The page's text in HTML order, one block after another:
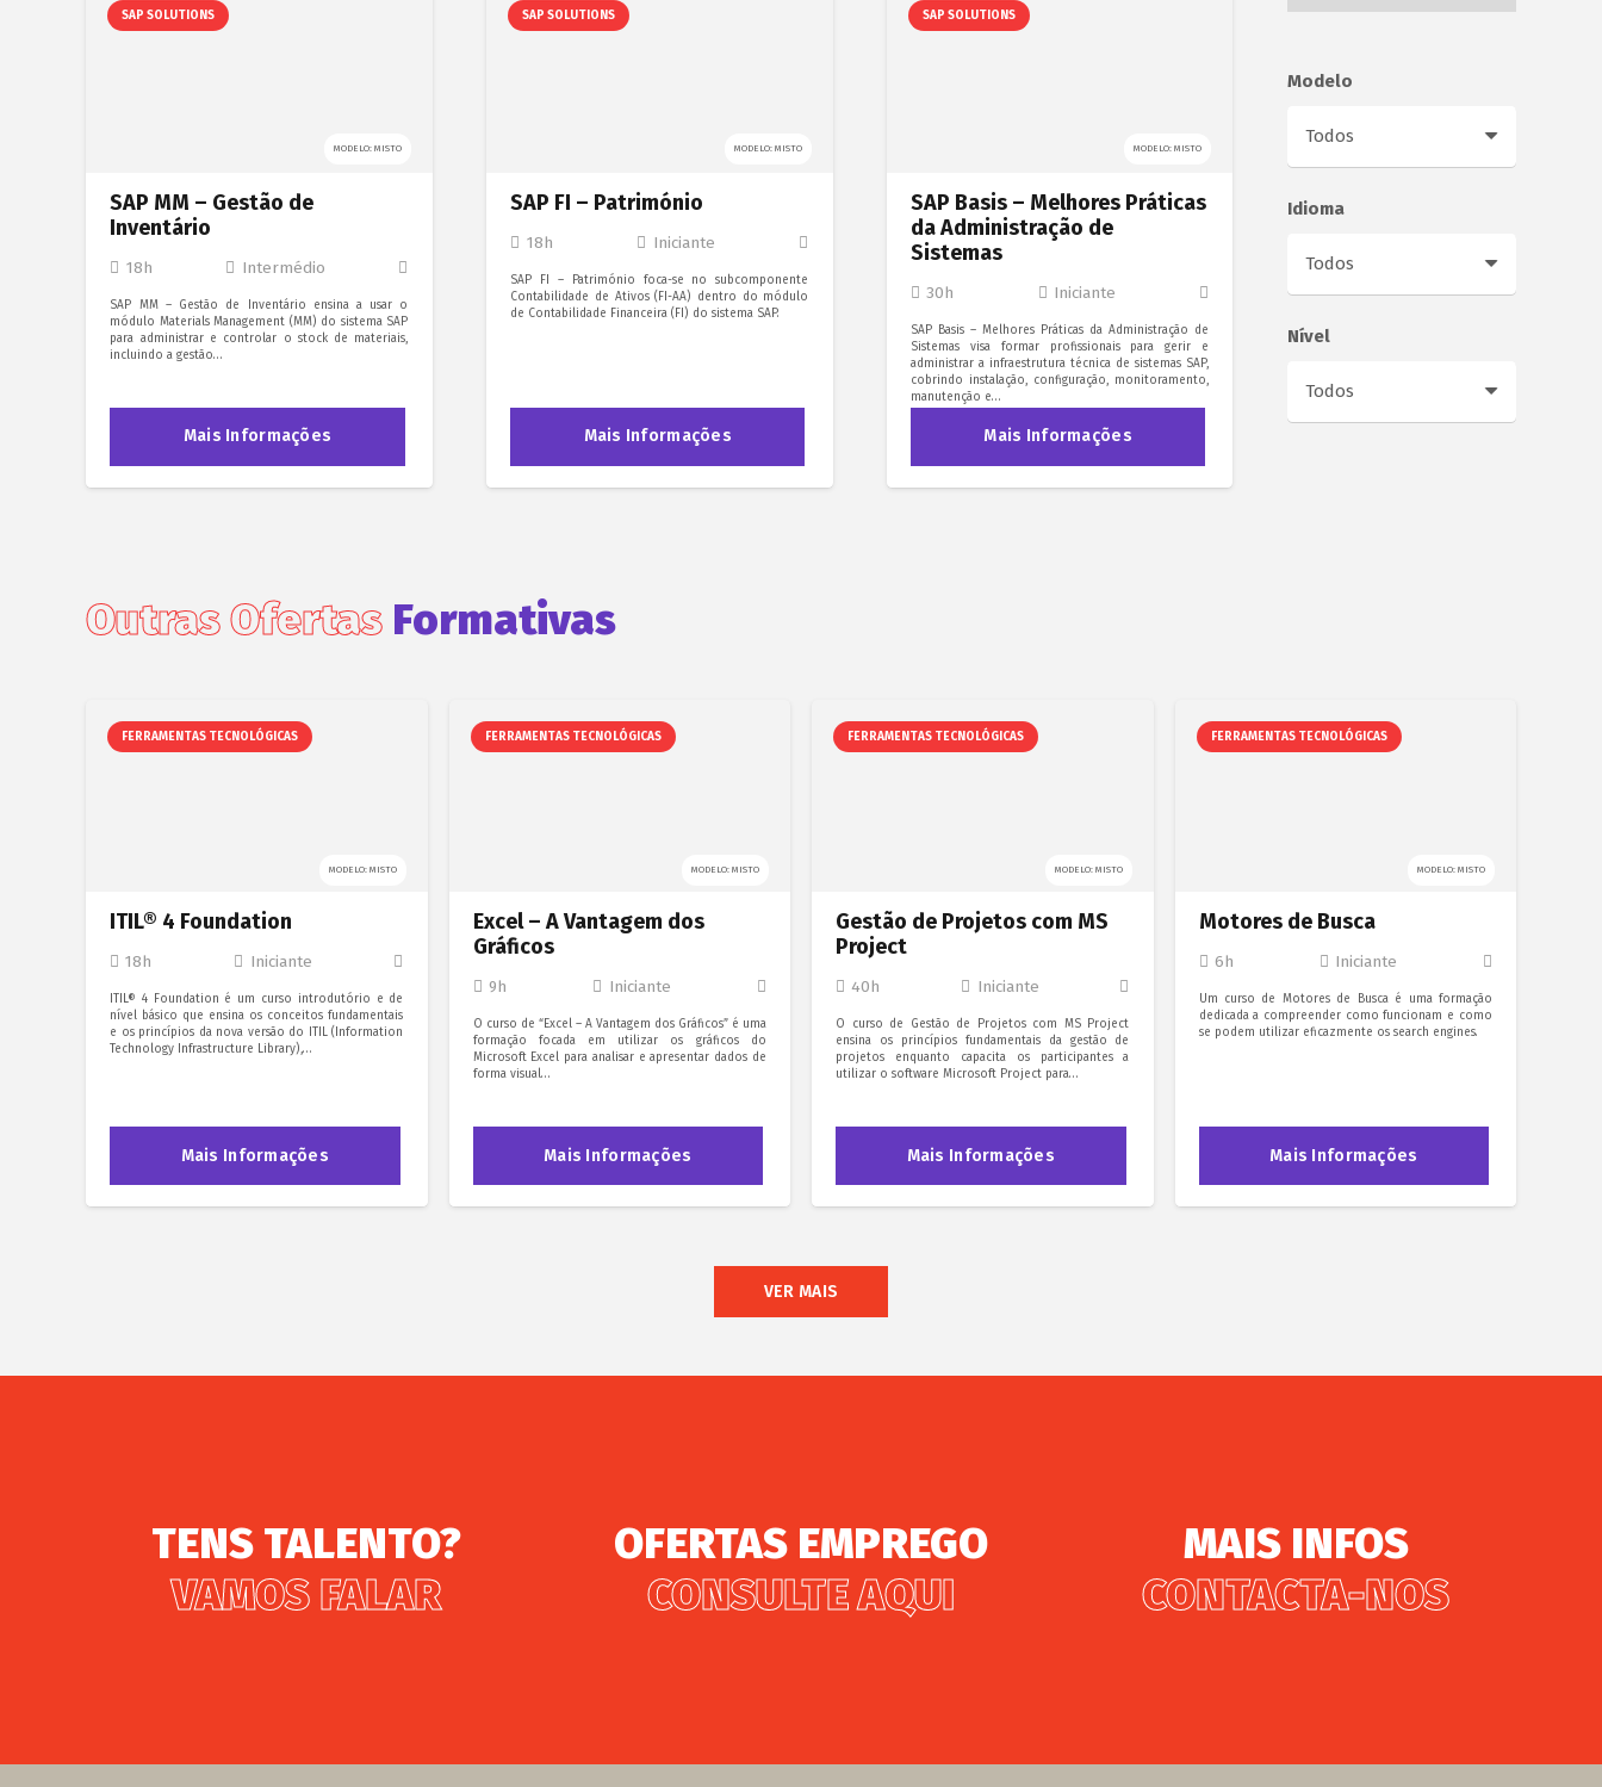
SAP SOLUTIONS
MODELO: MISTO
SAP MM – Gestão de
Inventário
18h Intermédio
SAP MM – Gestão de Inventário ensina a usar o
módulo Materials Management (MM) do sistema SAP
para administrar e controlar o stock de materiais,
incluindo a gestão…
Mais Informações
SAP SOLUTIONS
MODELO: MISTO
SAP FI – Património
18h Iniciante
SAP FI – Património foca-se no subcomponente
Contabilidade de Ativos (FI-AA) dentro do módulo
de Contabilidade Financeira (FI) do sistema SAP.
Mais Informações
SAP SOLUTIONS
MODELO: MISTO
SAP Basis – Melhores Práticas
da Administração de
Sistemas
30h Iniciante
SAP Basis – Melhores Práticas da Administração de
Sistemas visa formar profissionais para gerir e
administrar a infraestrutura técnica de sistemas SAP,
cobrindo instalação, configuração, monitoramento,
manutenção e…
Mais Informações
Modelo
Idioma
Nível
Outras Ofertas Formativas
FERRAMENTAS TECNOLÓGICAS
MODELO: MISTO
ITIL® 4 Foundation
18h Iniciante
ITIL® 4 Foundation é um curso introdutório e de
nível básico que ensina os conceitos fundamentais
e os princípios da nova versão do ITIL (Information
Technology Infrastructure Library),…
Mais Informações
FERRAMENTAS TECNOLÓGICAS
MODELO: MISTO
Excel – A Vantagem dos
Gráficos
9h Iniciante
O curso de “Excel – A Vantagem dos Gráficos” é uma
formação focada em utilizar os gráficos do
Microsoft Excel para analisar e apresentar dados de
forma visual…
Mais Informações
FERRAMENTAS TECNOLÓGICAS
MODELO: MISTO
Gestão de Projetos com MS
Project
40h Iniciante
O curso de Gestão de Projetos com MS Project
ensina os princípios fundamentais da gestão de
projetos enquanto capacita os participantes a
utilizar o software Microsoft Project para…
Mais Informações
FERRAMENTAS TECNOLÓGICAS
MODELO: MISTO
Motores de Busca
6h Iniciante
Um curso de Motores de Busca é uma formação
dedicada a compreender como funcionam e como
se podem utilizar eficazmente os search engines.
Mais Informações
VER MAIS
TENS TALENTO?
VAMOS FALAR
OFERTAS EMPREGO
CONSULTE AQUI
MAIS INFOS
CONTACTA-NOS